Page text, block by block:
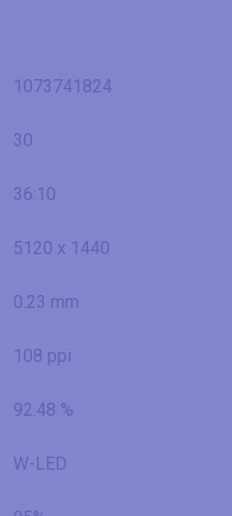
1073741824
30
36:10
5120 x 1440
0.23 mm
108 ppi
92.48 %
W-LED